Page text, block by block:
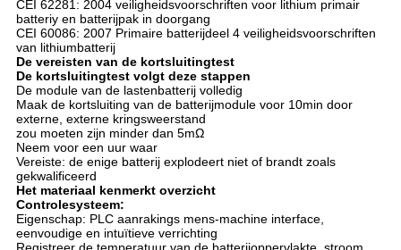
CEI 62281: 2004 veiligheidsvoorschriften voor lithium primair
batteriy en batterijpak in doorgang
CEI 60086: 2007 Primaire batterijdeel 4 veiligheidsvoorschriften
van lithiumbatterij
De vereisten van de kortsluitingtest
De kortsluitingtest volgt deze stappen
De module van de lastenbatterij volledig
Maak de kortsluiting van de batterijmodule voor 10min door
externe, externe kringsweerstand
zou moeten zijn minder dan 5mΩ
Neem voor een uur waar
Vereiste: de enige batterij explodeert niet of brandt zoals
gekwalificeerd
Het materiaal kenmerkt overzicht
Controlesysteem:
Eigenschap: PLC aanrakings mens-machine interface,
eenvoudige en intuïtieve verrichting